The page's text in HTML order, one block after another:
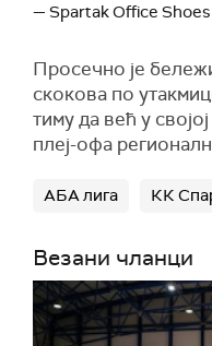
— Spartak Office
Просечно је
скокова по
тиму да већ у
плеј-офа
АБА лига КК
Везани чланци